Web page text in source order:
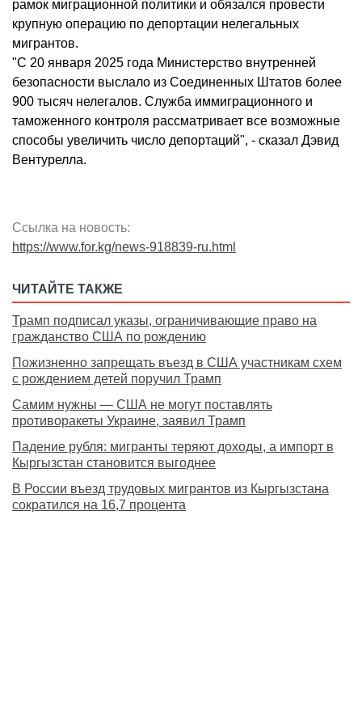
рамок миграционной политики и обязался провести
крупную операцию по депортации нелегальных
мигрантов.
"С 20 января 2025 года Министерство внутренней
безопасности выслало из Соединенных Штатов более
900 тысяч нелегалов. Служба иммиграционного и
таможенного контроля рассматривает все возможные
способы увеличить число депортаций", - сказал Дэвид
Вентурелла.
Ссылка на новость:
https://www.for.kg/news-918839-ru.html
ЧИТАЙТЕ ТАКЖЕ
Трамп подписал указы, ограничивающие право на
гражданство США по рождению
Пожизненно запрещать въезд в США участникам схем
с рождением детей поручил Трамп
Самим нужны — США не могут поставлять
противоракеты Украине, заявил Трамп
Падение рубля: мигранты теряют доходы, а импорт в
Кыргызстан становится выгоднее
В России въезд трудовых мигрантов из Кыргызстана
сократился на 16,7 процента